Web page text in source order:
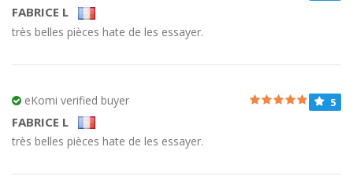
FABRICE L
très belles pièces hate de les essayer.
eKomi verified buyer
FABRICE L
5
très belles pièces hate de les essayer.